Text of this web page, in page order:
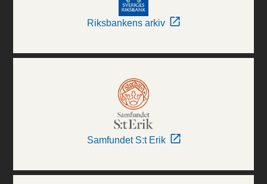
Riksbankens arkiv
Samfundet S:t Erik